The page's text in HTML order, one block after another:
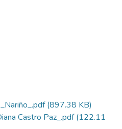
(897.38 KB)
Castro Paz_.pdf(122.11